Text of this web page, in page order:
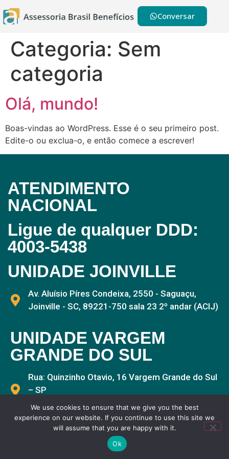
Conversar
Categoria: Sem
categoria
Olá, mundo!
Boas-vindas ao WordPress. Esse é o seu primeiro post.
Edite-o ou exclua-o, e então comece a escrever!
ATENDIMENTO
NACIONAL
Ligue de qualquer DDD:
4003-5438
UNIDADE JOINVILLE
Av. Aluísio Píres Condeixa, 2550 - Saguaçu,
Joinville - SC, 89221-750 sala 23 2º andar (ACIJ)
UNIDADE VARGEM
GRANDE DO SUL
Rua: Quinzinho Otavio, 16 Vargem Grande do Sul
– SP
CEP: 13.880-000
Assessoria Brasil © Todos os Direitos Reservados 2020-2026
We use cookies to ensure that we give you the best
experience on our website. If you continue to use this site we
will assume that you are happy with it.
Ok